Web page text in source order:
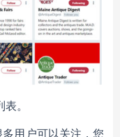
。
用户可以关注，您